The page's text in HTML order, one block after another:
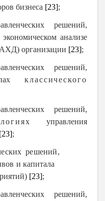
бизнеса [23];
решений,
анализе
организации [23];
решений,
классического
решений,
управления
[23];
хрешений,
и капитала
[23];
решений,